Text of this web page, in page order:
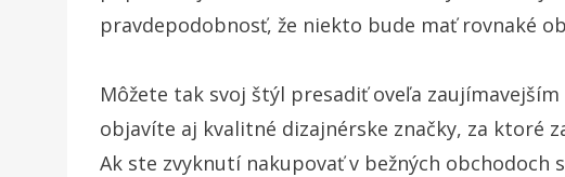
pravdepodobnosť, že niekto bude mať rovnaké
Môžete tak svoj štýl presadiť oveľa
objavíte aj kvalitné dizajnérske značky, za ktoré
Ak ste zvyknutí nakupovať v bežných obchodoch